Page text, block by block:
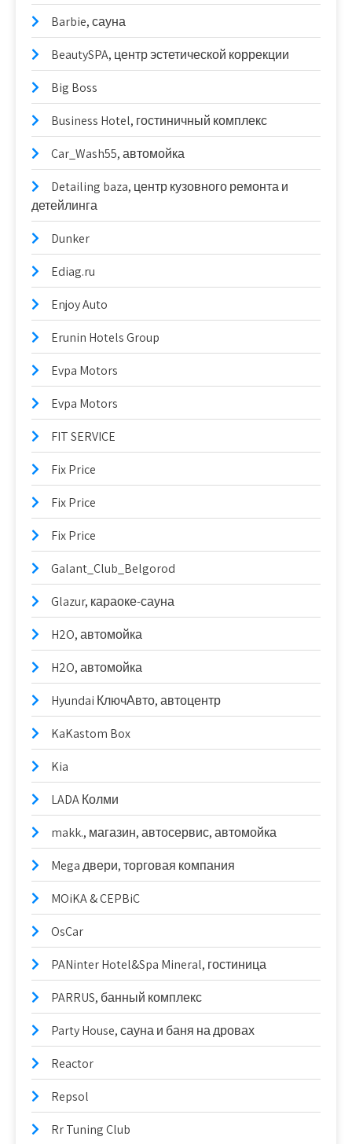
Barbie, сауна
BeautySPA, центр эстетической коррекции
Big Boss
Business Hotel, гостиничный комплекс
Car_Wash55, автомойка
Detailing baza, центр кузовного ремонта и
детейлинга
Dunker
Ediag.ru
Enjoy Auto
Erunin Hotels Group
Evpa Motors
Evpa Motors
FIT SERVICE
Fix Price
Fix Price
Fix Price
Galant_Club_Belgorod
Glazur, караоке-сауна
H2O, автомойка
H2O, автомойка
Hyundai КлючАвто, автоцентр
KaKastom Box
Kia
LADA Колми
makk., магазин, автосервис, автомойка
Mega двери, торговая компания
MOiKA & CEPBiC
OsCar
PANinter Hotel&Spa Mineral, гостиница
PARRUS, банный комплекс
Party House, сауна и баня на дровах
Reactor
Repsol
Rr Tuning Club